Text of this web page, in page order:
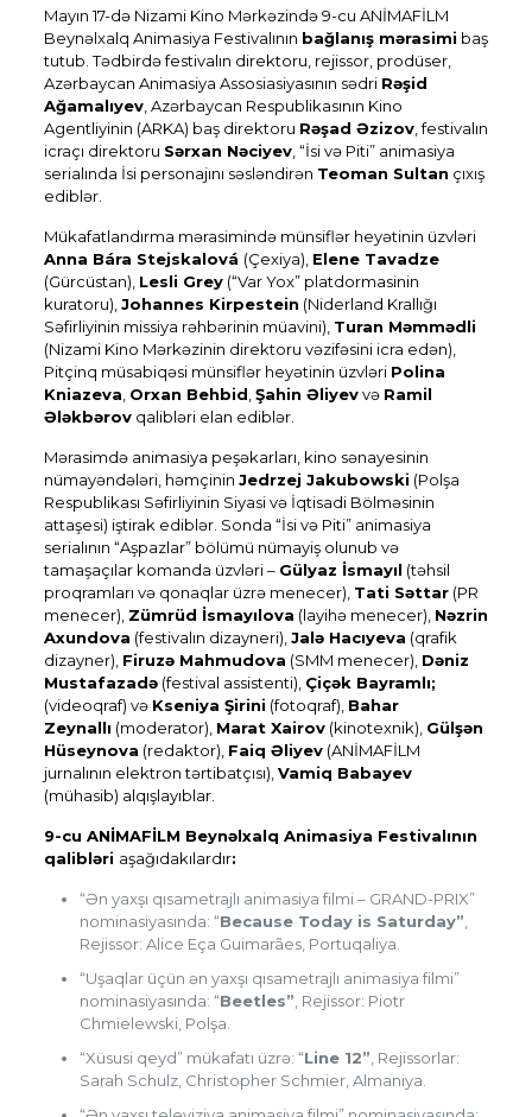
Mayın 17-də Nizami Kino Mərkəzində 9-cu ANİMAFİLM
Beynəlxalq Animasiya Festivalının bağlanış mərasimi baş
tutub. Tədbirdə festivalın direktoru, rejissor, prodüser,
Azərbaycan Animasiya Assosiasiyasının sədri Rəşid
Ağamalıyev, Azərbaycan Respublikasının Kino
Agentliyinin (ARKA) baş direktoru Rəşad Əzizov, festivalın
icraçı direktoru Sərxan Nəciyev, “İsi və Piti” animasiya
serialında İsi personajını səsləndirən Teoman Sultan çıxış
ediblər.
Mükafatlandırma mərasimində münsiflər heyətinin üzvləri
Anna Bára Stejskalová (Çexiya), Elene Tavadze
(Gürcüstan), Lesli Grey(“Var Yox” platdormasinin
kuratoru), Johannes Kirpestein (Niderland Krallığı
Səfirliyinin missiya rəhbərinin müavini), Turan Məmmədli
(Nizami Kino Mərkəzinin direktoru vəzifəsini icra edən),
Pitçinq müsabiqəsi münsiflər heyətinin üzvləri Polina
Kniazeva Orxan Behbid Şahin Əliyevvə Ramil
Ələkbərovqalibləri elan ediblər.
Mərasimdə animasiya peşəkarları, kino sənayesinin
nümayəndələri, həmçinin Jedrzej Jakubowski (Polşa
Respublikası Səfirliyinin Siyasi və İqtisadi Bölməsinin
attaşesi) iştirak ediblər. Sonda “İsi və Piti” animasiya
serialının “Aşpazlar” bölümü nümayiş olunub və
tamaşaçılar komanda üzvləri – Gülyaz İsmayıl (təhsil
proqramları və qonaqlar üzrə menecer), Tati Səttar(PR
menecer), Zümrüd İsmayılova (layihə menecer), Nəzrin
Axundova (festivalın dizayneri), Jalə Hacıyeva (qrafik
dizayner), Firuzə Mahmudova (SMM menecer), Dəniz
Mustafazadə(festival assistenti), Çiçək Bayramlı;
(videoqraf) və Kseniya Şirini (fotoqraf), Bahar
Zeynallı (moderator), Marat Xairov(kinotexnik), Gülşən
Hüseynova (redaktor), Faiq Əliyev(ANİMAFİLM
jurnalının elektron tərtibatçısı), Vamiq Babayev
(mühasib) alqışlayıblar.
9-cu ANİMAFİLM Beynəlxalq Animasiya Festivalının
qalibləri aşağıdakılardır:
“Ən yaxşı qısametrajlı animasiya filmi – GRAND-PRIX”
nominasiyasında: “Because Today is Saturday”
Rejissor: Alice Eça Guimarães, Portuqaliya.
“Uşaqlar üçün ən yaxşı qısametrajlı animasiya filmi”
nominasiyasında: “Beetles” , Rejissor: Piotr
Chmielewski, Polşa.
“Xüsusi qeyd” mükafatı üzrə: “Line 12” , Rejissorlar:
Sarah Schulz, Christopher Schmier, Almaniya.